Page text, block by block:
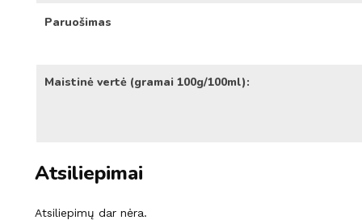
Paruošimas
Maistinė vertė (gramai 100g/100ml):
Atsiliepimai
Atsiliepimų dar nėra.